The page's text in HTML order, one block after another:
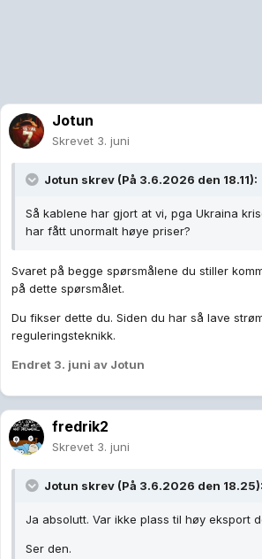
Jotun
Skrevet 3. juni
Jotun skrev (På 3.6.2026 den 18.11):
Så kablene har gjort at vi, pga Ukraina
har fått unormalt høye priser?
Svaret på begge spørsmålene du stiller
på dette spørsmålet.
Du fikser dette du. Siden du har så lave
reguleringsteknikk.
Endret 3. juni av Jotun
fredrik2
Skrevet 3. juni
Jotun skrev (På 3.6.2026 den 18.25):
Ja absolutt. Var ikke plass til høy eksport
Ser den.